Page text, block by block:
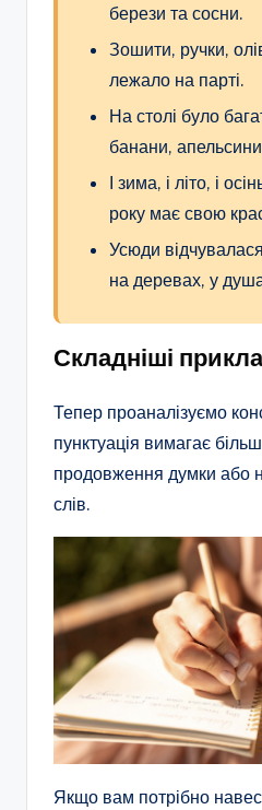
берези та сосни.
Зошити, ручки,
лежало на парті.
На столі було
банани,
І зима, і літо, і
року має свою
Усюди
на деревах, у
Складніші
Тепер проаналізуємо
пунктуація вимагає
продовження думки або
слів.
Якщо вам потрібно